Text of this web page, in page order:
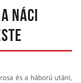
NÁCI
és a háború utáni,